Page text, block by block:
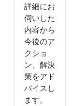
詳細にお
伺いした
内容から
今後のア
クショ
ン、解決
策をアド
バイスし
ます。